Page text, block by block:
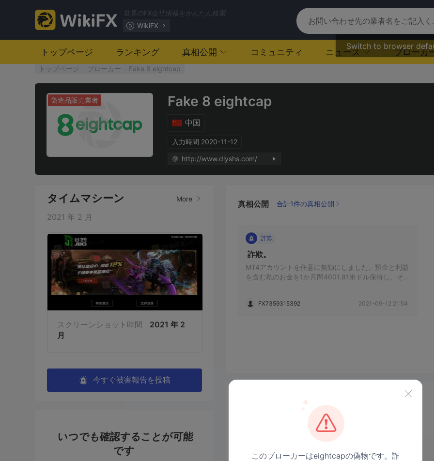
世界のFX会社情報をかんたん検索
WikiFX
Switch to browser
トップページ ランキング 真相公開 コミュニティ ニュース ブローカ
トップページ - ブローカー - Fake 8 eightcap
偽造品販売業者 Fake 8 eightcap
中国
入力時間 2020-11-12
http://www.dlyshs.com/
タイムマシーン More
2021 年 2 月
スクリーンショット時間
2021 年 2
月
今すぐ被害報告を投稿
いつでも確認することが可能
です
真相公開 合計1件の真相公開
詐欺
MT4アカウントを任意に無効にしました。預金と利益
を含む私のお金を1か月間4001.81米ドル保持し、そ
着かせ（これが私の友人のMT4アカウントであり、彼
FX7359315392 2021-09-12 21:54
このブローカーはeightcapの偽物です。詐